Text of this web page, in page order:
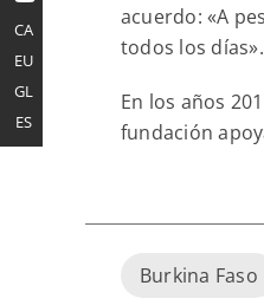
acuerdo: «A
todos los días».
En los años
fundación
Burkina Faso
CA
EU
GL
ES